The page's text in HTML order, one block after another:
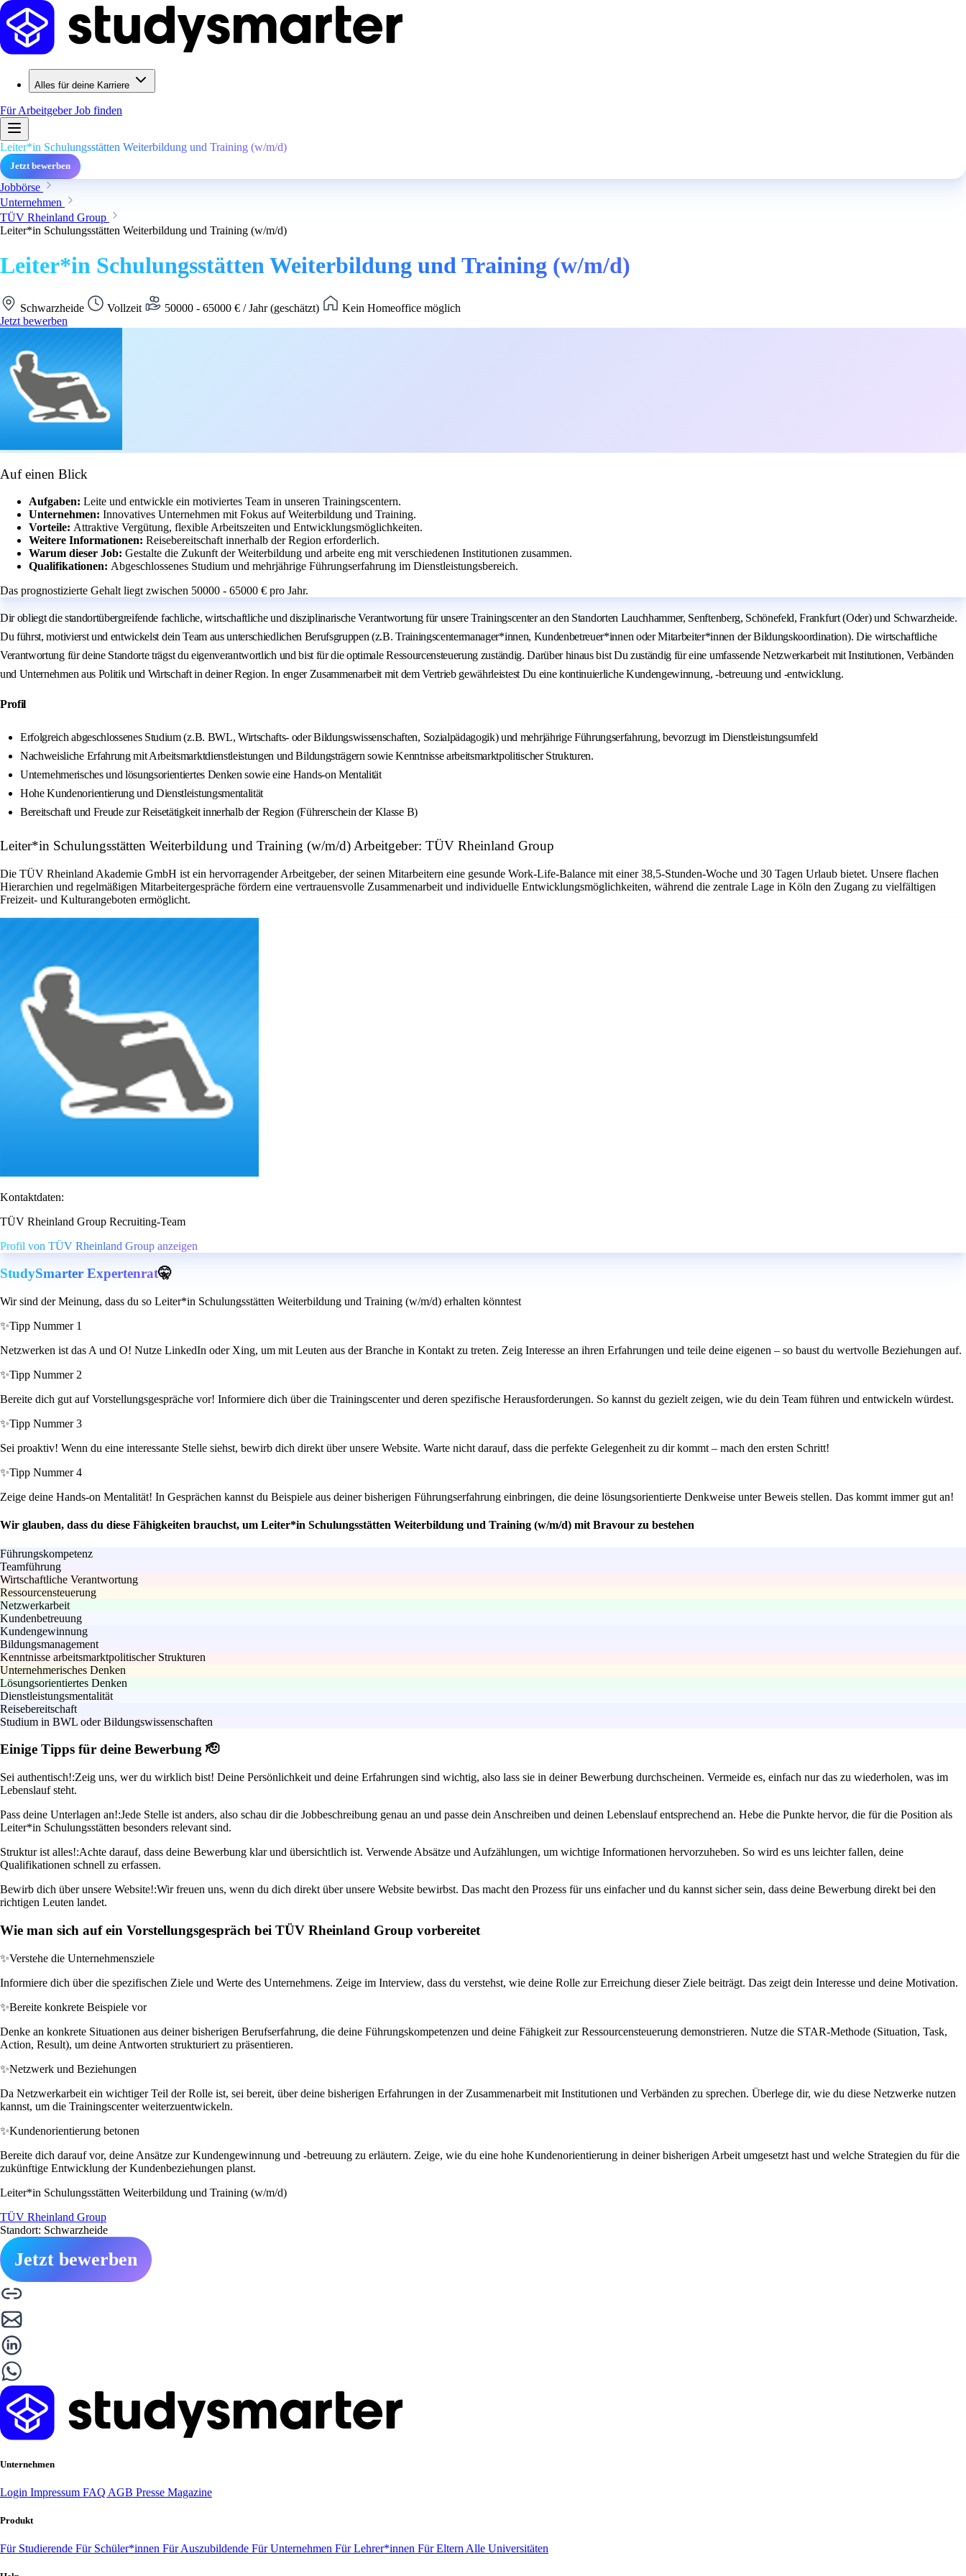
Alles für deine Karriere
Für ArbeitgeberJob finden
Leiter*in Schulungsstätten Weiterbildung und Training (w/m/d)
Jetzt bewerben
Jobbörse
Unternehmen
TÜV Rheinland Group
Leiter*in Schulungsstätten Weiterbildung und Training (w/m/d)
Leiter*in Schulungsstätten Weiterbildung und Training (w/m/d)
Schwarzheide Vollzeit 50000 - 65000 € / Jahr (geschätzt)
Kein Homeoffice möglich
Jetzt bewerben
Auf einen Blick
Aufgaben: Leite und entwickle ein motiviertes Team in unseren Trainingscentern.
Unternehmen: Innovatives Unternehmen mit Fokus auf Weiterbildung und Training.
Vorteile: Attraktive Vergütung, flexible Arbeitszeiten und Entwicklungsmöglichkeiten.
Weitere Informationen: Reisebereitschaft innerhalb der Region erforderlich.
Warum dieser Job: Gestalte die Zukunft der Weiterbildung und arbeite eng mit verschiedenen Institutionen zusammen.
Qualifikationen: Abgeschlossenes Studium und mehrjährige Führungserfahrung im Dienstleistungsbereich.
Das prognostizierte Gehalt liegt zwischen 50000 - 65000 € pro Jahr.
Dir obliegt die standortübergreifende fachliche, wirtschaftliche und disziplinarische Verantwortung für unsere Trainingscenter an den Standorten Lauchhammer, Senftenberg, Schönefeld, Frankfurt (Oder) und Schwarzheide.
Du führst, motivierst und entwickelst dein Team aus unterschiedlichen Berufsgruppen (z.B. Trainingscentermanager*innen, Kundenbetreuer*innen oder Mitarbeiter*innen der Bildungskoordination). Die wirtschaftliche
Verantwortung für deine Standorte trägst du eigenverantwortlich und bist für die optimale Ressourcensteuerung zuständig. Darüber hinaus bist Du zuständig für eine umfassende Netzwerkarbeit mit Institutionen, Verbänden
und Unternehmen aus Politik und Wirtschaft in deiner Region. In enger Zusammenarbeit mit dem Vertrieb gewährleistest Du eine kontinuierliche Kundengewinnung, -betreuung und -entwicklung.
Profil
Erfolgreich abgeschlossenes Studium (z.B. BWL, Wirtschafts- oder Bildungswissenschaften, Sozialpädagogik) und mehrjährige Führungserfahrung, bevorzugt im Dienstleistungsumfeld
Nachweisliche Erfahrung mit Arbeitsmarktdienstleistungen und Bildungsträgern sowie Kenntnisse arbeitsmarktpolitischer Strukturen.
Unternehmerisches und lösungsorientiertes Denken sowie eine Hands-on Mentalität
Hohe Kundenorientierung und Dienstleistungsmentalität
Bereitschaft und Freude zur Reisetätigkeit innerhalb der Region (Führerschein der Klasse B)
Leiter*in Schulungsstätten Weiterbildung und Training (w/m/d) Arbeitgeber: TÜV Rheinland Group
Die TÜV Rheinland Akademie GmbH ist ein hervorragender Arbeitgeber, der seinen Mitarbeitern eine gesunde Work-Life-Balance mit einer 38,5-Stunden-Woche und 30 Tagen Urlaub bietet. Unsere flachen
Hierarchien und regelmäßigen Mitarbeitergespräche fördern eine vertrauensvolle Zusammenarbeit und individuelle Entwicklungsmöglichkeiten, während die zentrale Lage in Köln den Zugang zu vielfältigen
Freizeit- und Kulturangeboten ermöglicht.
Kontaktdaten:
TÜV Rheinland Group Recruiting-Team
Profil von TÜV Rheinland Group anzeigen
StudySmarter Expertenrat🤫
Wir sind der Meinung, dass du so Leiter*in Schulungsstätten Weiterbildung und Training (w/m/d) erhalten könntest
✨Tipp Nummer 1
Netzwerken ist das A und O! Nutze LinkedIn oder Xing, um mit Leuten aus der Branche in Kontakt zu treten. Zeig Interesse an ihren Erfahrungen und teile deine eigenen – so baust du wertvolle Beziehungen auf.
✨Tipp Nummer 2
Bereite dich gut auf Vorstellungsgespräche vor! Informiere dich über die Trainingscenter und deren spezifische Herausforderungen. So kannst du gezielt zeigen, wie du dein Team führen und entwickeln würdest.
✨Tipp Nummer 3
Sei proaktiv! Wenn du eine interessante Stelle siehst, bewirb dich direkt über unsere Website. Warte nicht darauf, dass die perfekte Gelegenheit zu dir kommt – mach den ersten Schritt!
✨Tipp Nummer 4
Zeige deine Hands-on Mentalität! In Gesprächen kannst du Beispiele aus deiner bisherigen Führungserfahrung einbringen, die deine lösungsorientierte Denkweise unter Beweis stellen. Das kommt immer gut an!
Wir glauben, dass du diese Fähigkeiten brauchst, um Leiter*in Schulungsstätten Weiterbildung und Training (w/m/d) mit Bravour zu bestehen
Führungskompetenz
Teamführung
Wirtschaftliche Verantwortung
Ressourcensteuerung
Netzwerkarbeit
Kundenbetreuung
Kundengewinnung
Bildungsmanagement
Kenntnisse arbeitsmarktpolitischer Strukturen
Unternehmerisches Denken
Lösungsorientiertes Denken
Dienstleistungsmentalität
Reisebereitschaft
Studium in BWL oder Bildungswissenschaften
Einige Tipps für deine Bewerbung 🫡
Sei authentisch!:Zeig uns, wer du wirklich bist! Deine Persönlichkeit und deine Erfahrungen sind wichtig, also lass sie in deiner Bewerbung durchscheinen. Vermeide es, einfach nur das zu wiederholen, was im
Lebenslauf steht.
Pass deine Unterlagen an!:Jede Stelle ist anders, also schau dir die Jobbeschreibung genau an und passe dein Anschreiben und deinen Lebenslauf entsprechend an. Hebe die Punkte hervor, die für die Position als
Leiter*in Schulungsstätten besonders relevant sind.
Struktur ist alles!:Achte darauf, dass deine Bewerbung klar und übersichtlich ist. Verwende Absätze und Aufzählungen, um wichtige Informationen hervorzuheben. So wird es uns leichter fallen, deine
Qualifikationen schnell zu erfassen.
Bewirb dich über unsere Website!:Wir freuen uns, wenn du dich direkt über unsere Website bewirbst. Das macht den Prozess für uns einfacher und du kannst sicher sein, dass deine Bewerbung direkt bei den
richtigen Leuten landet.
Wie man sich auf ein Vorstellungsgespräch bei TÜV Rheinland Group vorbereitet
✨Verstehe die Unternehmensziele
Informiere dich über die spezifischen Ziele und Werte des Unternehmens. Zeige im Interview, dass du verstehst, wie deine Rolle zur Erreichung dieser Ziele beiträgt. Das zeigt dein Interesse und deine Motivation.
✨Bereite konkrete Beispiele vor
Denke an konkrete Situationen aus deiner bisherigen Berufserfahrung, die deine Führungskompetenzen und deine Fähigkeit zur Ressourcensteuerung demonstrieren. Nutze die STAR-Methode (Situation, Task,
Action, Result), um deine Antworten strukturiert zu präsentieren.
✨Netzwerk und Beziehungen
Da Netzwerkarbeit ein wichtiger Teil der Rolle ist, sei bereit, über deine bisherigen Erfahrungen in der Zusammenarbeit mit Institutionen und Verbänden zu sprechen. Überlege dir, wie du diese Netzwerke nutzen
kannst, um die Trainingscenter weiterzuentwickeln.
✨Kundenorientierung betonen
Bereite dich darauf vor, deine Ansätze zur Kundengewinnung und -betreuung zu erläutern. Zeige, wie du eine hohe Kundenorientierung in deiner bisherigen Arbeit umgesetzt hast und welche Strategien du für die
zukünftige Entwicklung der Kundenbeziehungen planst.
Leiter*in Schulungsstätten Weiterbildung und Training (w/m/d)
TÜV Rheinland Group
Standort: Schwarzheide
Jetzt bewerben
Unternehmen
Login Impressum FAQ AGB Presse Magazine
Produkt
Für Studierende Für Schüler*innen Für Auszubildende Für Unternehmen Für Lehrer*innen Für Eltern Alle Universitäten